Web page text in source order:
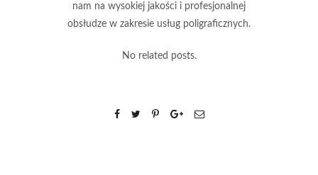
nam na wysokiej jakości i profesjonalnej
obsłudze w zakresie usług poligraficznych.
No related posts.